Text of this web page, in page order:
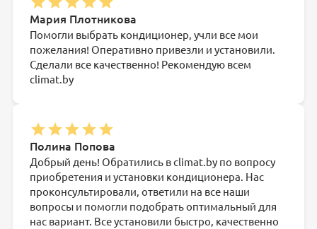
Мария Плотникова
Помогли выбрать кондиционер, учли все мои
пожелания! Оперативно привезли и установили.
Сделали все качественно! Рекомендую всем
climat.by
Полина Попова
Добрый день! Обратились в climat.by по вопросу
приобретения и установки кондиционера. Нас
проконсультировали, ответили на все наши
вопросы и помогли подобрать оптимальный для
нас вариант. Все установили быстро, качественно